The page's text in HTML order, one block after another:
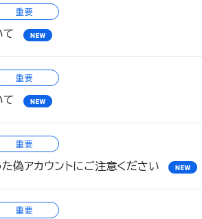
重要
て
重要
て
重要
偽アカウントにご注意ください
重要